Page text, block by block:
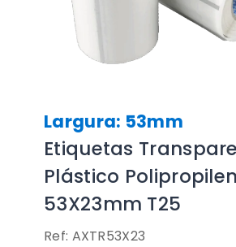
Largura: 53mm
Etiquetas
Plástico
53X23mm T25
Ref: AXTR53X23